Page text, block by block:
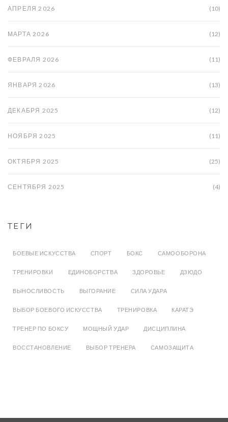
АПРЕЛЯ 2026 (10)
МАРТА 2026 (12)
ФЕВРАЛЯ 2026 (11)
ЯНВАРЯ 2026 (13)
ДЕКАБРЯ 2025 (12)
НОЯБРЯ 2025 (11)
ОКТЯБРЯ 2025 (25)
СЕНТЯБРЯ 2025 (4)
ТЕГИ
БОЕВЫЕ ИСКУССТВА СПОРТ БОКС САМООБОРОНА
ТРЕНИРОВКИ ЕДИНОБОРСТВА ЗДОРОВЬЕ ДЗЮДО
ВЫНОСЛИВОСТЬ ВЫГОРАНИЕ СИЛА УДАРА
ВЫБОР БОЕВОГО ИСКУССТВА ТРЕНИРОВКА КАРАТЭ
ТРЕНЕР ПО БОКСУ МОЩНЫЙ УДАР ДИСЦИПЛИНА
ВОССТАНОВЛЕНИЕ ВЫБОР ТРЕНЕРА САМОЗАЩИТА